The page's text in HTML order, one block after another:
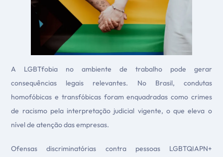
A LGBTfobia no ambiente de trabalho pode gerar
consequências legais relevantes. No Brasil, condutas
homofóbicas e transfóbicas foram enquadradas como crimes
de racismo pela interpretação judicial vigente, o que eleva o
nível de atenção das empresas.
Ofensas discriminatórias contra pessoas LGBTQIAPN+